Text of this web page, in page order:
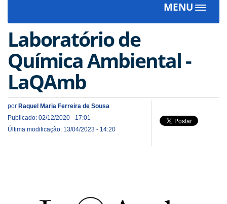
MENU
Toggle
Laboratório de
Química Ambiental -
LaQAmb
por Raquel Maria Ferreira de Sousa
Publicado: 02/12/2020 - 17:01
Última modificação: 13/04/2023 - 14:20